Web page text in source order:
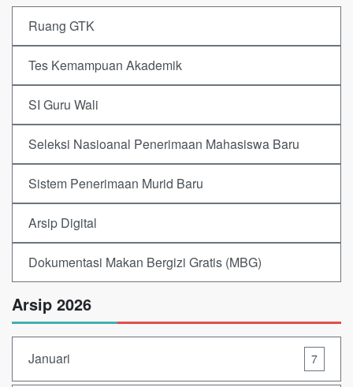
Ruang GTK
Tes Kemampuan Akademik
SI Guru Wali
Seleksi Nasioanal Penerimaan Mahasiswa Baru
Sistem Penerimaan Murid Baru
Arsip Digital
Dokumentasi Makan Bergizi Gratis (MBG)
Arsip 2026
Januari 7